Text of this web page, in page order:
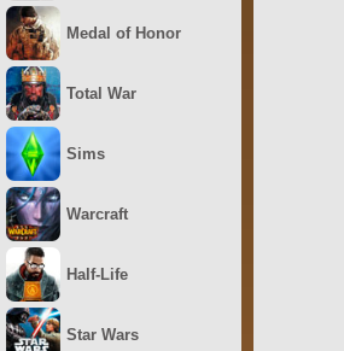
Medal of Honor
Total War
Sims
Warcraft
Half-Life
Star Wars